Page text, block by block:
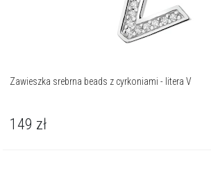
Zawieszka srebrna beads z cyrkoniami - litera V
149 zł